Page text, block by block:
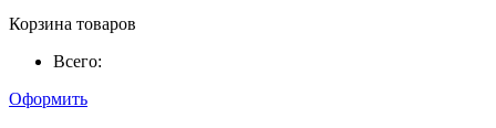
Корзина товаров
Всего:
Оформить